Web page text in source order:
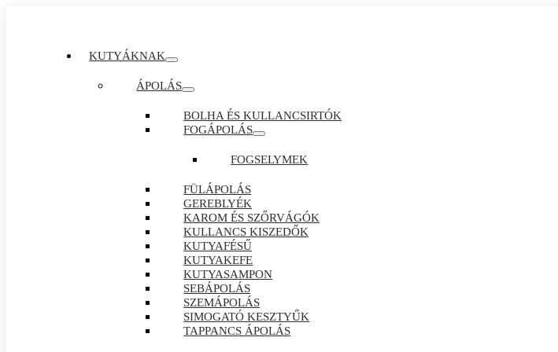
KUTYÁKNAK
ÁPOLÁS
BOLHA ÉS KULLANCSIRTÓK
FOGÁPOLÁS
FOGSELYMEK
FÜLÁPOLÁS
GEREBLYÉK
KAROM ÉS SZŐRVÁGÓK
KULLANCS KISZEDŐK
KUTYAFÉSŰ
KUTYAKEFE
KUTYASAMPON
SEBÁPOLÁS
SZEMÁPOLÁS
SIMOGATÓ KESZTYŰK
TAPPANCS ÁPOLÁS